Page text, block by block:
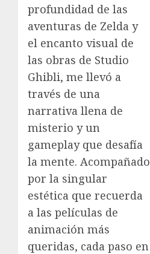
profundidad de las
aventuras de Zelda y
el encanto visual de
las obras de Studio
Ghibli, me llevó a
través de una
narrativa llena de
misterio y un
gameplay que desafía
la mente. Acompañado
por la singular
estética que recuerda
a las películas de
animación más
queridas, cada paso en